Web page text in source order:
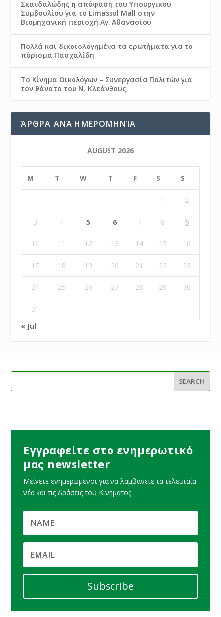
Σκανδαλώδης η απόφαση του Υπουργικού
Συμβουλίου για το Limassol Mall στην
Βιομηχανική περιοχή Αγ. Αθανασίου
Πολλά και δικαιολογημένα τα ερωτήματα για το
πόρισμα Πασχαλίδη
Το Κίνημα Οικολόγων – Συνεργασία Πολιτών για
τον θάνατο του Ν. Κλεάνθους
ΆΡΘΡΑ ΑΝΆ ΗΜΕΡΟΜΗΝΊΑ
AUGUST 2026
M T W T F S S
1 2
3 4 5 6 7 8 9
10 11 12 13 14 15 16
17 18 19 20 21 22 23
24 25 26 27 28 29 30
31
« Jul
Εγγραφείτε στο ενημερωτικό
μας newsletter
Μείνετε ενημερωμένοι για να λαμβάνετε τα τελευταία
νέα και τις δράσεις του Κινήματος
Subscribe